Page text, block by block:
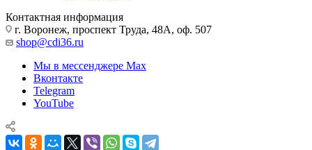
Контактная информация
г. Воронеж, проспект Труда, 48А, оф. 507
shop@cdi36.ru
Мы в мессенджере Max
Вконтакте
Telegram
YouTube